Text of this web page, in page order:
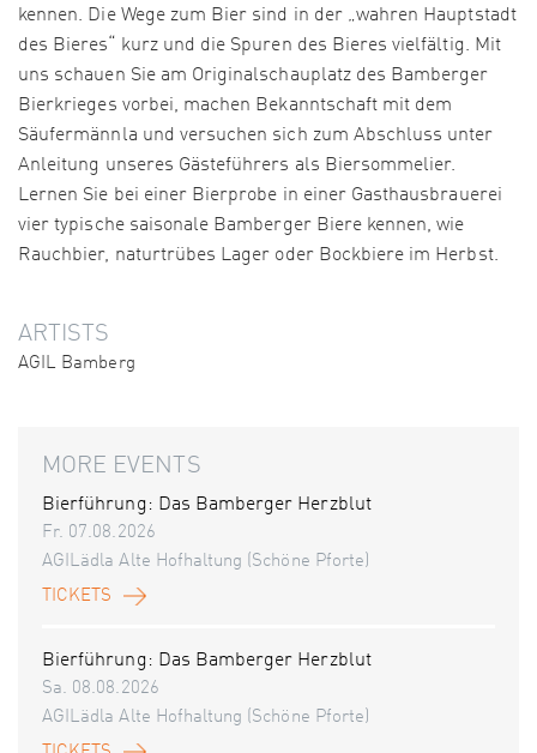
kennen. Die Wege zum Bier sind in der „wahren Hauptstadt
des Bieres“ kurz und die Spuren des Bieres vielfältig. Mit
uns schauen Sie am Originalschauplatz des Bamberger
Bierkrieges vorbei, machen Bekanntschaft mit dem
Säufermännla und versuchen sich zum Abschluss unter
Anleitung unseres Gästeführers als Biersommelier.
Lernen Sie bei einer Bierprobe in einer Gasthausbrauerei
vier typische saisonale Bamberger Biere kennen, wie
Rauchbier, naturtrübes Lager oder Bockbiere im Herbst.
ARTISTS
AGIL Bamberg
MORE EVENTS
Bierführung: Das Bamberger Herzblut
Fr. 07.08.2026
AGILädla Alte Hofhaltung (Schöne Pforte)
TICKETS
Bierführung: Das Bamberger Herzblut
Sa. 08.08.2026
AGILädla Alte Hofhaltung (Schöne Pforte)